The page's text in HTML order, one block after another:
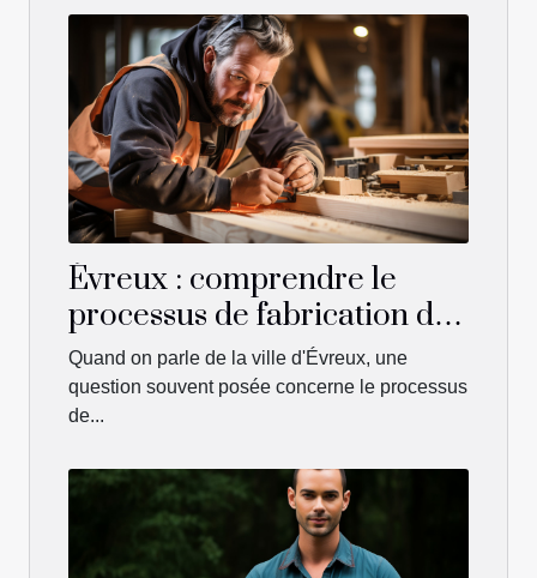
Évreux : comprendre le
processus de fabrication des
menuiseries
Quand on parle de la ville d'Évreux, une
question souvent posée concerne le processus
de...